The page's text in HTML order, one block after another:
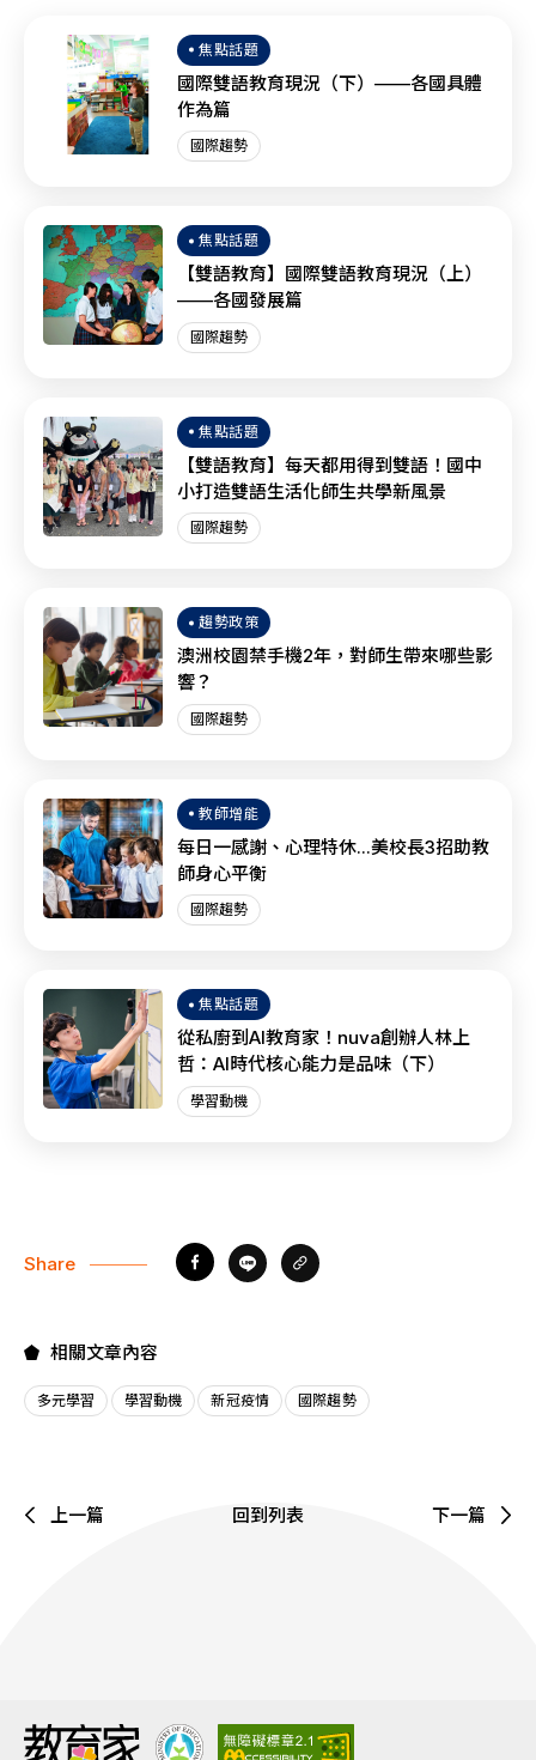
焦點話題
國際雙語教育現況（下）——各國具體
作為篇
國際趨勢
焦點話題
【雙語教育】國際雙語教育現況（上）
——各國發展篇
國際趨勢
焦點話題
【雙語教育】每天都用得到雙語！國中
小打造雙語生活化師生共學新風景
國際趨勢
趨勢政策
澳洲校園禁手機2年，對師生帶來哪些影
響？
國際趨勢
教師增能
每日一感謝、心理特休...美校長3招助教
師身心平衡
國際趨勢
焦點話題
從私廚到AI教育家！nuva創辦人林上
哲：AI時代核心能力是品味（下）
學習動機
Share
相關文章內容
多元學習 學習動機 新冠疫情 國際趨勢
上一篇 回到列表 下一篇